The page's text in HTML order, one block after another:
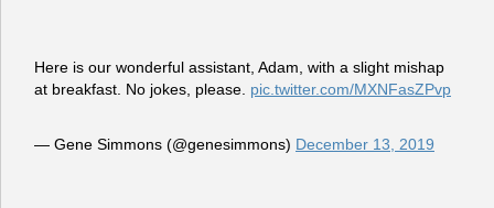
Here is our wonderful assistant, Adam, with a slight mishap
at breakfast. No jokes, please. pic.twitter.com/MXNFasZPvp
— Gene Simmons (@genesimmons) December 13, 2019